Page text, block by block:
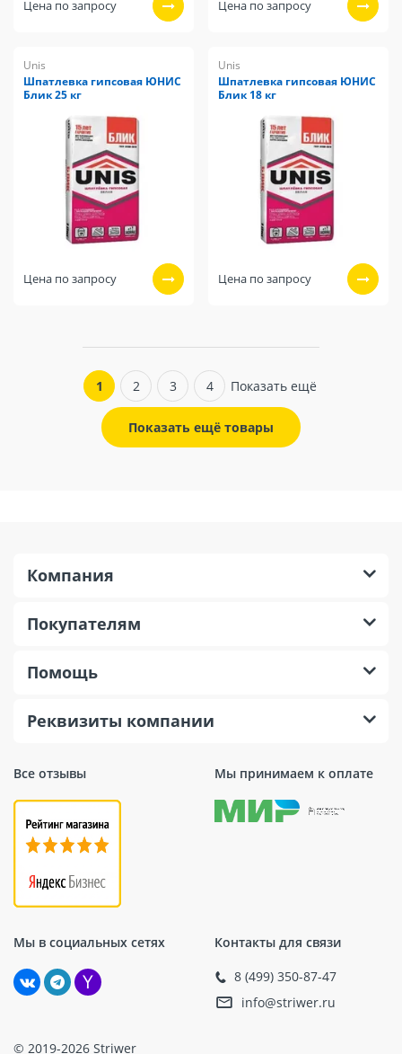
Цена по запросу Цена по запросу
Unis
Шпатлевка гипсовая ЮНИС
Блик 25 кг
Цена по запросу
Unis
Шпатлевка гипсовая ЮНИС
Блик 18 кг
Цена по запросу
1 2 3 4 Показать ещё
Показать ещё товары
Все отзывы Мы принимаем к оплате
Мы в социальных сетях Контакты для связи
8 (499) 350-87-47
info@striwer.ru
Компания
Покупателям
Помощь
Реквизиты компании
© 2019-2026 Striwer